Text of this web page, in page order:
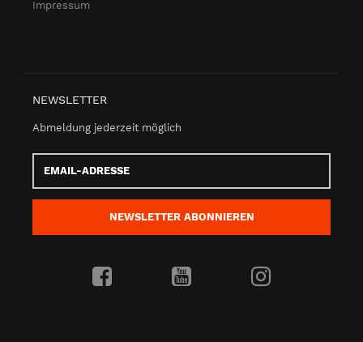
Impressum
NEWSLETTER
Abmeldung jederzeit möglich
Email-
Adresse
NEWSLETTER ABONNIEREN